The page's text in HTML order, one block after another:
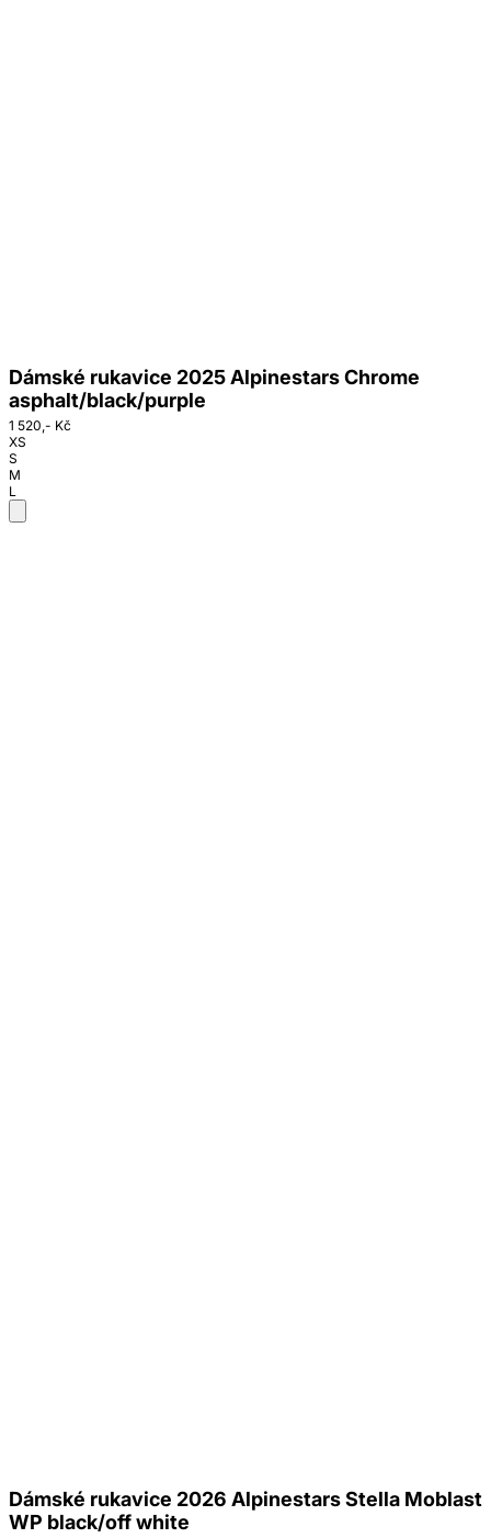
Dámské rukavice 2025 Alpinestars Chrome
asphalt/black/purple
1 520,- Kč
XS
S
M
L
Dámské rukavice 2026 Alpinestars Stella Moblast
WP black/off white